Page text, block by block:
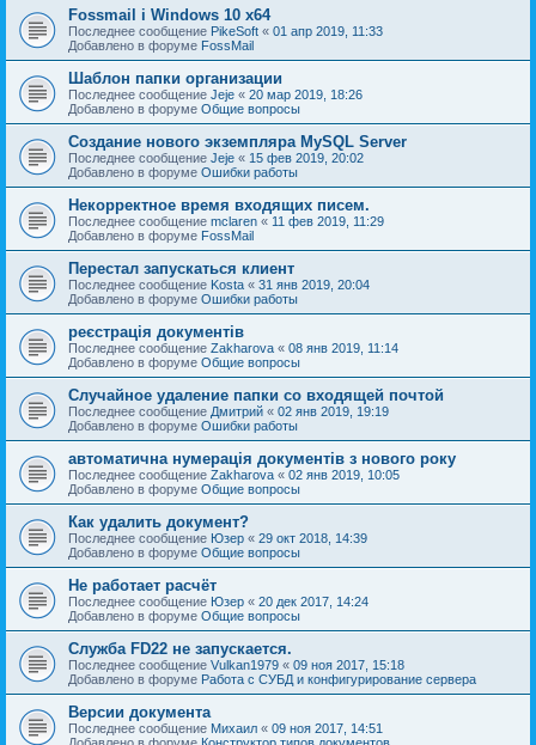
Fossmail і Windows 10 x64
Последнее сообщение PikeSoft « 01 апр 2019, 11:33
Добавлено в форуме FossMail
Шаблон папки организации
Последнее сообщение Jeje « 20 мар 2019, 18:26
Добавлено в форуме Общие вопросы
Создание нового экземпляра MySQL Server
Последнее сообщение Jeje « 15 фев 2019, 20:02
Добавлено в форуме Ошибки работы
Некорректное время входящих писем.
Последнее сообщение mclaren « 11 фев 2019, 11:29
Добавлено в форуме FossMail
Перестал запускаться клиент
Последнее сообщение Kosta « 31 янв 2019, 20:04
Добавлено в форуме Ошибки работы
реєстрація документів
Последнее сообщение Zakharova « 08 янв 2019, 11:14
Добавлено в форуме Общие вопросы
Случайное удаление папки со входящей почтой
Последнее сообщение Дмитрий « 02 янв 2019, 19:19
Добавлено в форуме Ошибки работы
автоматична нумерація документів з нового року
Последнее сообщение Zakharova « 02 янв 2019, 10:05
Добавлено в форуме Общие вопросы
Как удалить документ?
Последнее сообщение Юзер « 29 окт 2018, 14:39
Добавлено в форуме Общие вопросы
Не работает расчёт
Последнее сообщение Юзер « 20 дек 2017, 14:24
Добавлено в форуме Общие вопросы
Служба FD22 не запускается.
Последнее сообщение Vulkan1979 « 09 ноя 2017, 15:18
Добавлено в форуме Работа с СУБД и конфигурирование сервера
Версии документа
Последнее сообщение Михаил « 09 ноя 2017, 14:51
Добавлено в форуме Конструктор типов документов